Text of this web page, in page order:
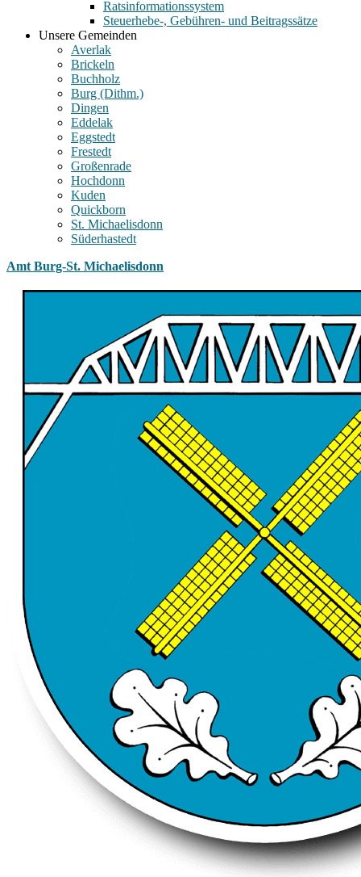
Ratsinformationssystem
Steuerhebe-, Gebühren- und Beitragssätze
Unsere Gemeinden
Averlak
Brickeln
Buchholz
Burg (Dithm.)
Dingen
Eddelak
Eggstedt
Frestedt
Großenrade
Hochdonn
Kuden
Quickborn
St. Michaelisdonn
Süderhastedt
Amt Burg-St. Michaelisdonn